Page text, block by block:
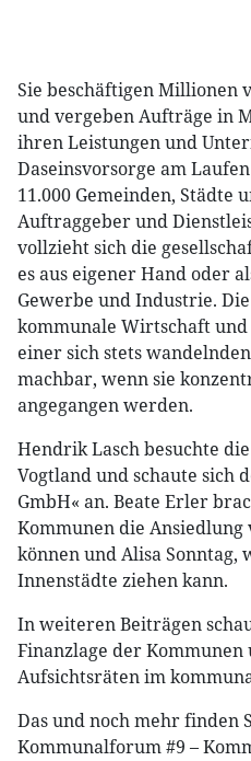
Sie beschäftigen Millionen
und vergeben Aufträge in
ihren Leistungen und
Daseinsvorsorge am
11.000 Gemeinden, Städte
Auftraggeber und
vollzieht sich die
es aus eigener Hand oder
Gewerbe und Industrie.
kommunale Wirtschaft
einer sich stets
machbar, wenn sie
angegangen werden.
Hendrik Lasch besuchte
Vogtland und schaute sich
GmbH« an. Beate Erler
Kommunen die
können und Alisa
Innenstädte ziehen kann.
In weiteren Beiträgen
Finanzlage der
Aufsichtsräten im
Das und noch mehr finden
Kommunalforum #9 –